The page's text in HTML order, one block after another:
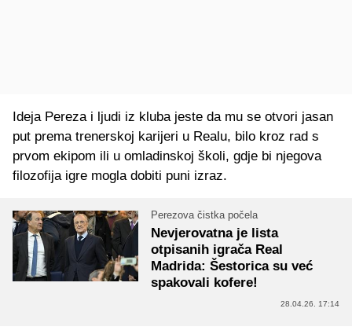
Ideja Pereza i ljudi iz kluba jeste da mu se otvori jasan
put prema trenerskoj karijeri u Realu, bilo kroz rad s
prvom ekipom ili u omladinskoj školi, gdje bi njegova
filozofija igre mogla dobiti puni izraz.
Perezova čistka počela
Nevjerovatna je lista
otpisanih igrača Real
Madrida: Šestorica su već
spakovali kofere!
28.04.26. 17:14